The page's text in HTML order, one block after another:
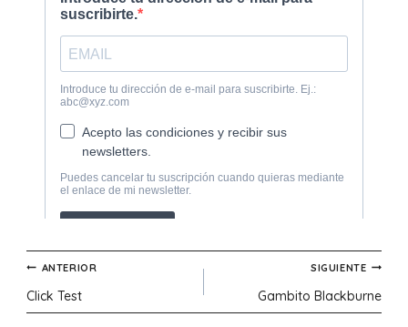
Navegación
de
ANTERIOR
Click Test
SIGUIENTE
Gambito Blackburne